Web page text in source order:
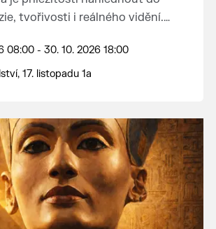
tvořivosti i reálného vidění.
o radosti, vidění, objevování
umělcům za jejich úsilí,
rodičům za jejich
svou upřímností.
08:00 - 30. 10. 2026 18:00
17. listopadu 1a